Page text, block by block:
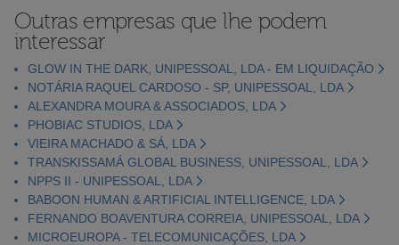
Outras empresas que lhe podem
interessar
GLOW IN THE DARK, UNIPESSOAL, LDA - EM LIQUIDAÇÃO
NOTÁRIA RAQUEL CARDOSO - SP, UNIPESSOAL, LDA
ALEXANDRA MOURA & ASSOCIADOS, LDA
PHOBIAC STUDIOS, LDA
VIEIRA MACHADO & SÁ, LDA
TRANSKISSAMÁ GLOBAL BUSINESS, UNIPESSOAL, LDA
NPPS II - UNIPESSOAL, LDA
BABOON HUMAN & ARTIFICIAL INTELLIGENCE, LDA
FERNANDO BOAVENTURA CORREIA, UNIPESSOAL, LDA
MICROEUROPA - TELECOMUNICAÇÕES, LDA